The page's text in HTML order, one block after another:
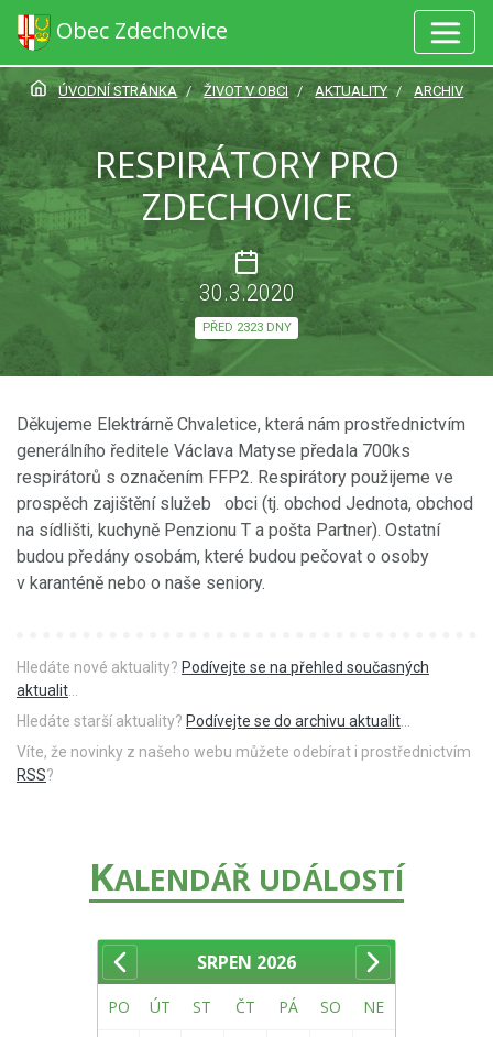
Obec Zdechovice
ÚVODNÍ STRÁNKA ŽIVOT V OBCI AKTUALITY ARCHIV
RESPIRÁTORY PRO
ZDECHOVICE
30.3.2020
PŘED 2323 DNY
Děkujeme Elektrárně Chvaletice, která nám prostřednictvím
generálního ředitele Václava Matyse předala 700ks
respirátorů s označením FFP2. Respirátory použijeme ve
prospěch zajištění služeb obci (tj. obchod Jednota, obchod
na sídlišti, kuchyně Penzionu T a pošta Partner). Ostatní
budou předány osobám, které budou pečovat o osoby
v karanténě nebo o naše seniory.
Hledáte nové aktuality? Podívejte se na přehled současných
aktualit
Hledáte starší aktuality? Podívejte se do archivu aktualit
Víte, že novinky z našeho webu můžete odebírat i prostřednictvím
RSS?
KALENDÁŘ UDÁLOSTÍ
SRPEN 2026
PO ÚT ST ČT PÁ SO NE